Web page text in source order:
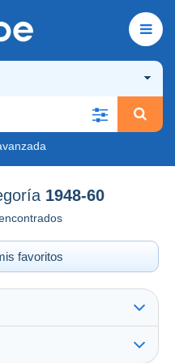
1948-60
favoritos